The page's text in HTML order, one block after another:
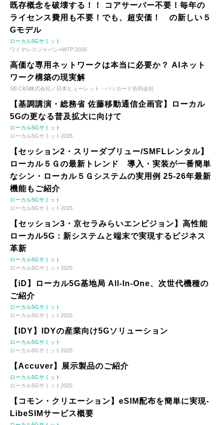
既存概念を破壊する！！ コアサーバー不要！毎年の
ライセンス費用も不要！でも、超安価！ の新しい５
Gモデル
ローカル5Gサミット
ワイヤレスジャパン×WTP 2026
高価な専用ネットワークは本当に必要か？ AIネット
ワーク構築の現実解
SB C&S株式会社／日本ヒューレット・パッカード合同会社
【基調講演・総務省 佐藤移動通信企画官】ローカル
5Gの更なる普及拡大に向けて
ローカル5Gサミット
ローカル5Gサミット2025
【セッション2・スリーダブリュー/SMFLレンタル】
ローカル５Ｇの最新トレンド 導入・実装が一番簡単
なシン・ローカル５Ｇシステムの実用例 25-26年最新
機能もご紹介
ローカル5Gサミット
ローカル5Gサミット2025
【セッション3・京セラみらいエンビジョン】高性能
ローカル5G：新システムと端末で実現するビジネス
革新
ローカル5Gサミット
ローカル5Gサミット2025
【iD】ローカル5G基地局 All-In-One、次世代機種の
ご紹介
ローカル5Gサミット
ローカル5Gサミット2025
【IDY】IDYの産業向け5Gソリューション
ローカル5Gサミット
ローカル5Gサミット2025
【Accuver】展示製品のご紹介
ローカル5Gサミット
ローカル5Gサミット2025
【コモン・クリエーション】eSIM配布を簡単に実現-
LibeSIMサービス概要